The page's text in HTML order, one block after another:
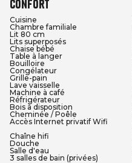
Confort
Cuisine
Chambre familiale
Lit 80 cm
Lits superposés
Chaise bébé
Table à langer
Bouilloire
Congélateur
Grille-pain
Lave vaisselle
Machine à café
Réfrigérateur
Bois à disposition
Cheminée / Poêle
Accès Internet privatif Wifi
Chaîne hifi
Douche
Salle d'eau
3 salles de bain (privées)